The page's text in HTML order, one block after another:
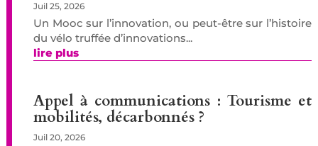
Juil 25, 2026
Un Mooc sur l’innovation, ou peut-être sur l’histoire
du vélo truffée d’innovations...
lire plus
Appel à communications : Tourisme et
mobilités, décarbonnés ?
Juil 20, 2026